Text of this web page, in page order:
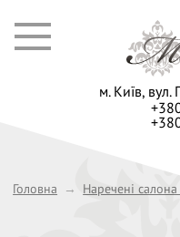
м. Київ, вул.
Головна → Наречені